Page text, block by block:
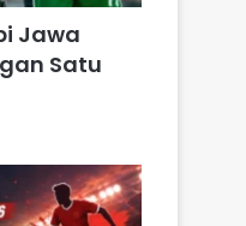
Jawa
Satu